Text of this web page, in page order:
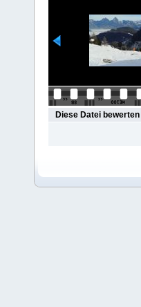
Diese Datei bewerten